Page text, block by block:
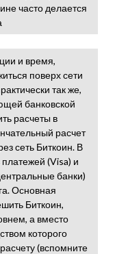
часто делается
и время,
поверх сети
так же,
банковской
расчеты в
расчет
сеть Биткоин. В
(Visa) и
банки)
Основная
Биткоин,
а вместо
которого
(вспомните